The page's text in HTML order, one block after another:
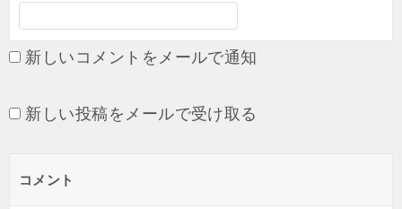
新しいコメントをメールで通知
新しい投稿をメールで受け取る
コメント